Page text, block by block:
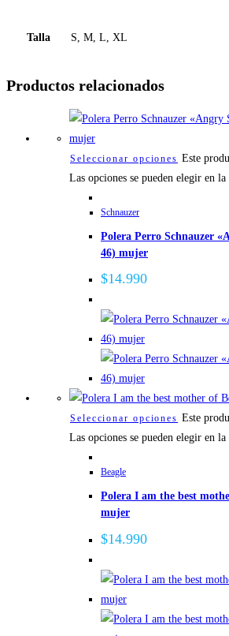
Talla S, M, L, XL
Productos relacionados
Seleccionar opciones Este
Las opciones se pueden elegir en
Schnauzer
Polera Perro Schnauzer
46) mujer
$14.990
Seleccionar opciones Este
Las opciones se pueden elegir en
Beagle
Polera I am the best
mujer
$14.990